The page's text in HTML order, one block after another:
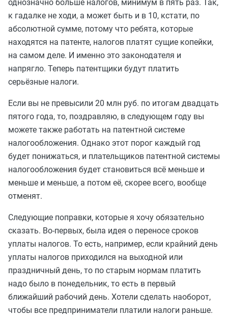
однозначно больше налогов, минимум в пять раз. Так,
к гадалке не ходи, а может быть и в 10, кстати, по
абсолютной сумме, потому что ребята, которые
находятся на патенте, налогов платят сущие копейки,
на самом деле. И именно это законодателя и
напрягло. Теперь патентщики будут платить
серьёзные налоги.
Если вы не превысили 20 млн руб. по итогам двадцать
пятого года, то, поздравляю, в следующем году вы
можете также работать на патентной системе
налогообложения. Однако этот порог каждый год
будет понижаться, и плательщиков патентной системы
налогообложения будет становиться всё меньше и
меньше и меньше, а потом её, скорее всего, вообще
отменят.
Следующие поправки, которые я хочу обязательно
сказать. Во-первых, была идея о переносе сроков
уплаты налогов. То есть, например, если крайний день
уплаты налогов приходился на выходной или
праздничный день, то по старым нормам платить
надо было в понедельник, то есть в первый
ближайший рабочий день. Хотели сделать наоборот,
чтобы все предприниматели платили налоги раньше.